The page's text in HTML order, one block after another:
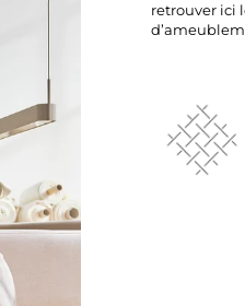
retrouver ici